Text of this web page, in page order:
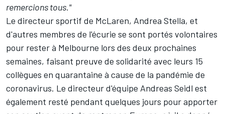
remercions tous."
Le directeur sportif de McLaren, Andrea Stella, et
d'autres membres de l'écurie se sont portés volontaires
pour rester à Melbourne lors des deux prochaines
semaines, faisant preuve de solidarité avec leurs 15
collègues en quarantaine à cause de la pandémie de
coronavirus. Le directeur d'équipe Andreas Seidl est
également resté pendant quelques jours pour apporter